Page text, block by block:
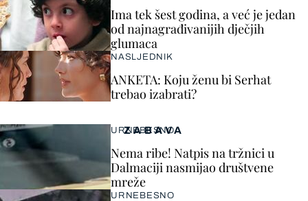
ZABAVA
URNEBESNO
Nema ribe! Natpis na tržnici u
Dalmaciji nasmijao društvene
mreže
URNEBESNO
Ima tek šest godina, a već je jedan
od najnagrađivanijih dječjih
glumaca
NASLJEDNIK
ANKETA: Koju ženu bi Serhat
trebao izabrati?